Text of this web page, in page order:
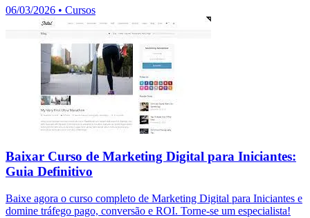
06/03/2026 • Cursos
Baixar Curso de Marketing Digital para Iniciantes:
Guia Definitivo
Baixe agora o curso completo de Marketing Digital para Iniciantes e
domine tráfego pago, conversão e ROI. Torne-se um especialista!